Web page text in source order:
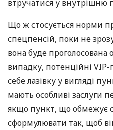
втручатися у внутрішню
Що ж стосується норми
спецпенсій, поки не
вона буде
випадку, потенційні
себе лазівку у вигляді
мають особливі заслуги
якщо пункт, що обмежує
сформулювати так, щоб